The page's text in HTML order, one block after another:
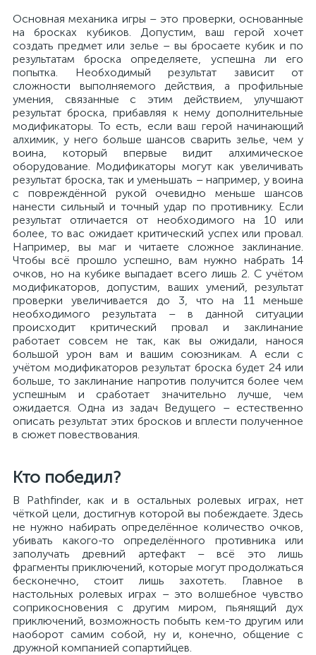
Основная механика игры – это проверки, основанные
на бросках кубиков. Допустим, ваш герой хочет
создать предмет или зелье – вы бросаете кубик и по
результатам броска определяете, успешна ли его
попытка. Необходимый результат зависит от
сложности выполняемого действия, а профильные
умения, связанные с этим действием, улучшают
результат броска, прибавляя к нему дополнительные
модификаторы. То есть, если ваш герой начинающий
алхимик, у него больше шансов сварить зелье, чем у
воина, который впервые видит алхимическое
оборудование. Модификаторы могут как увеличивать
результат броска, так и уменьшать – например, у воина
с повреждённой рукой очевидно меньше шансов
нанести сильный и точный удар по противнику. Если
результат отличается от необходимого на 10 или
более, то вас ожидает критический успех или провал.
Например, вы маг и читаете сложное заклинание.
Чтобы всё прошло успешно, вам нужно набрать 14
очков, но на кубике выпадает всего лишь 2. С учётом
модификаторов, допустим, ваших умений, результат
проверки увеличивается до 3, что на 11 меньше
необходимого результата – в данной ситуации
происходит критический провал и заклинание
работает совсем не так, как вы ожидали, нанося
большой урон вам и вашим союзникам. А если с
учётом модификаторов результат броска будет 24 или
больше, то заклинание напротив получится более чем
успешным и сработает значительно лучше, чем
ожидается. Одна из задач Ведущего – естественно
описать результат этих бросков и вплести полученное
в сюжет повествования.
Кто победил?
В Pathfinder, как и в остальных ролевых играх, нет
чёткой цели, достигнув которой вы побеждаете. Здесь
не нужно набирать определённое количество очков,
убивать какого-то определённого противника или
заполучать древний артефакт – всё это лишь
фрагменты приключений, которые могут продолжаться
бесконечно, стоит лишь захотеть. Главное в
настольных ролевых играх – это волшебное чувство
соприкосновения с другим миром, пьянящий дух
приключений, возможность побыть кем-то другим или
наоборот самим собой, ну и, конечно, общение с
дружной компанией сопартийцев.